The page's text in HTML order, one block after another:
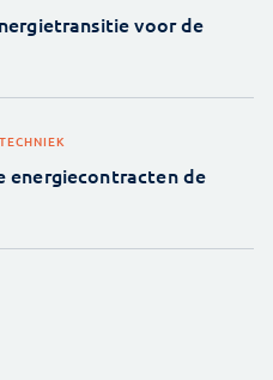
voor de
energiecontracten de